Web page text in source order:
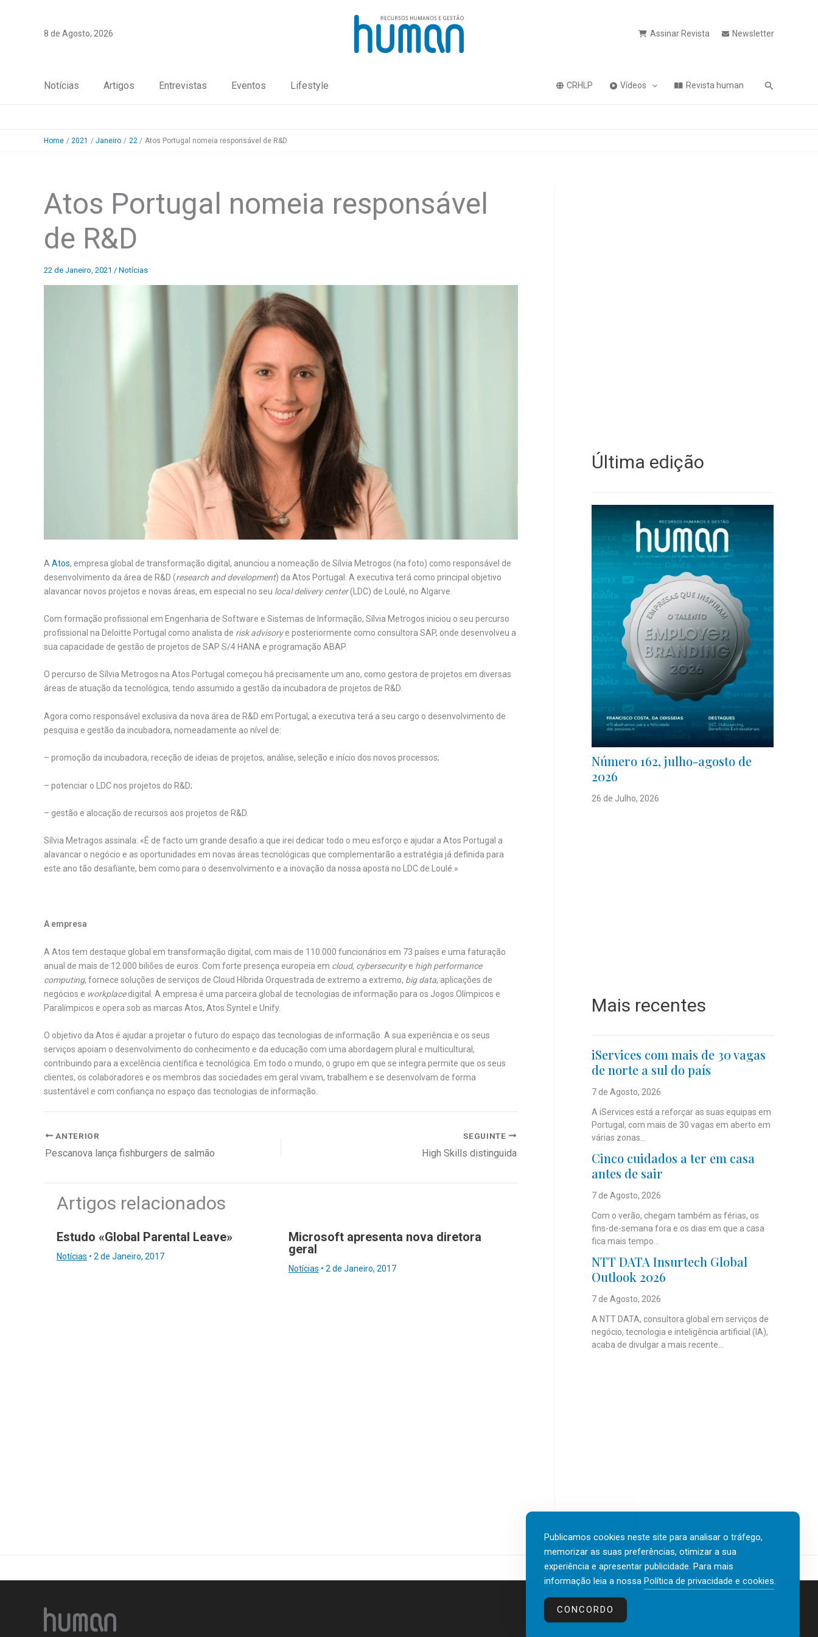
8 de Agosto, 2026 Assinar Revista Newsletter
Notícias Artigos Entrevistas Eventos Lifestyle CRHLP Vídeos Revista human Pesquisa
Home 2021 Janeiro 22 Atos Portugal nomeia responsável de R&D
Atos Portugal nomeia responsável
de R&D
22 de Janeiro, 2021 / Notícias
A Atos, empresa global de transformação digital, anunciou a nomeação de Sílvia Metrogos (na foto) como responsável de
desenvolvimento da área de R&D (research and development) da Atos Portugal. A executiva terá como principal objetivo
alavancar novos projetos e novas áreas, em especial no seu local delivery center(LDC) de Loulé, no Algarve.
Com formação profissional em Engenharia de Software e Sistemas de Informação, Sílvia Metrogos iniciou o seu percurso
profissional na Deloitte Portugal como analista de risk advisorye posteriormente como consultora SAP, onde desenvolveu a
sua capacidade de gestão de projetos de SAP S/4 HANA e programação ABAP.
O percurso de Sílvia Metrogos na Atos Portugal começou há precisamente um ano, como gestora de projetos em diversas
áreas de atuação da tecnológica, tendo assumido a gestão da incubadora de projetos de R&D.
Agora como responsável exclusiva da nova área de R&D em Portugal, a executiva terá a seu cargo o desenvolvimento de
pesquisa e gestão da incubadora, nomeadamente ao nível de:
– promoção da incubadora, receção de ideias de projetos, análise, seleção e início dos novos processos;
– potenciar o LDC nos projetos do R&D;
– gestão e alocação de recursos aos projetos de R&D.
Sílvia Metragos assinala: «É de facto um grande desafio a que irei dedicar todo o meu esforço e ajudar a Atos Portugal a
alavancar o negócio e as oportunidades em novas áreas tecnológicas que complementarão a estratégia já definida para
este ano tão desafiante, bem como para o desenvolvimento e a inovação da nossa aposta no LDC de Loulé.»
A empresa
A Atos tem destaque global em transformação digital, com mais de 110.000 funcionários em 73 países e uma faturação
anual de mais de 12.000 biliões de euros. Com forte presença europeia em cloud, cybersecuritye high performance
computing, fornece soluções de serviços de Cloud Híbrida Orquestrada de extremo a extremo, big data, aplicações de
negócios e workplacedigital. A empresa é uma parceira global de tecnologias de informação para os Jogos Olímpicos e
Paralímpicos e opera sob as marcas Atos, Atos Syntel e Unify.
O objetivo da Atos é ajudar a projetar o futuro do espaço das tecnologias de informação. A sua experiência e os seus
serviços apoiam o desenvolvimento do conhecimento e da educação com uma abordagem plural e multicultural,
contribuindo para a excelência científica e tecnológica. Em todo o mundo, o grupo em que se integra permite que os seus
clientes, os colaboradores e os membros das sociedades em geral vivam, trabalhem e se desenvolvam de forma
sustentável e com confiança no espaço das tecnologias de informação.
ANTERIOR
Pescanova lança fishburgers de salmão
SEGUINTE
High Skills distinguida
Artigos relacionados
Estudo «Global Parental Leave»
Notícias • 2 de Janeiro, 2017
Microsoft apresenta nova diretora
geral
Notícias • 2 de Janeiro, 2017
Última edição
Número 162, julho-agosto de
2026
26 de Julho, 2026
Mais recentes
iServices com mais de 30 vagas
de norte a sul do país
7 de Agosto, 2026
A iServices está a reforçar as suas equipas em
Portugal, com mais de 30 vagas em aberto em
várias zonas...
Cinco cuidados a ter em casa
antes de sair
7 de Agosto, 2026
Com o verão, chegam também as férias, os
fins-de-semana fora e os dias em que a casa
fica mais tempo...
NTT DATA Insurtech Global
Outlook 2026
7 de Agosto, 2026
A NTT DATA, consultora global em serviços de
negócio, tecnologia e inteligência artificial (IA),
acaba de divulgar a mais recente...
Contactos
Publicamos cookies neste site para analisar o tráfego,
memorizar as suas preferências, otimizar a sua
experiência e apresentar publicidade. Para mais
informação leia a nossa Política de privacidade e cookies.
CONCORDO